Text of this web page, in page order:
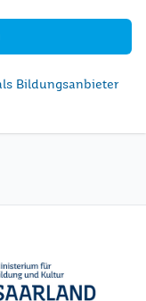
Bildungsanbieter